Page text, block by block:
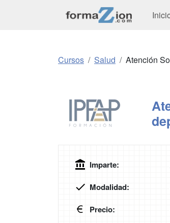
Cursos Salud Atención
Imparte:
Modalidad:
Precio: